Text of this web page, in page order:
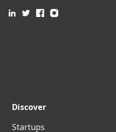
Discover
Startups